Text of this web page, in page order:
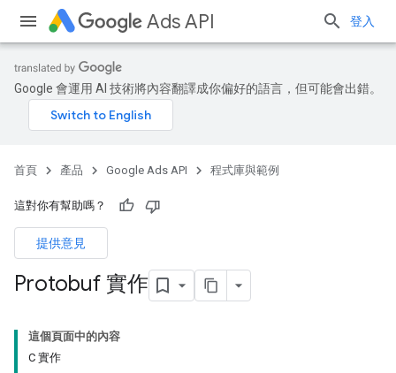
Ads API 登入
Google 會運用 AI 技術將內容翻譯成你偏好的語言，但可能會出錯。
首頁 產品 Google Ads API 程式庫與範例
這對你有幫助嗎？
提供意見
Protobuf 實作
這個頁面中的內容
C 實作